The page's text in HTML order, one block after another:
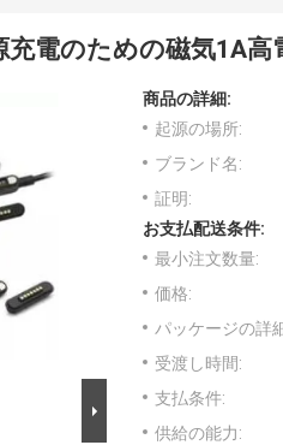
電のための磁気1A
商品の詳細:
起源の場所:
ブランド名:
証明:
お支払配送条件:
最小注文数量:
価格:
パッケージの詳
受渡し時間:
支払条件:
供給の能力: